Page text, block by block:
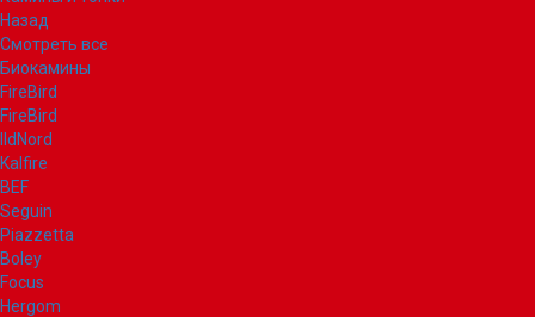
Назад
Смотреть все
Биокамины
FireBird
FireBird
IldNord
Kalfire
BEF
Seguin
Piazzetta
Boley
Focus
Hergom